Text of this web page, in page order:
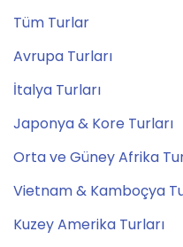
Tüm Turlar
Avrupa Turları
İtalya Turları
Japonya & Kore Turları
Orta ve Güney Afrika
Vietnam & Kamboçya
Kuzey Amerika Turları